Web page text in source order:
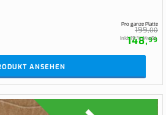
199,00
Pro ganze Platte
148,99
Inkl. 19 % MwSt.
ANSEHEN